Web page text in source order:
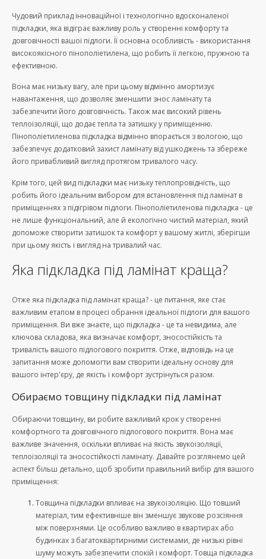
Чудовий приклад інноваційної і технологічно вдосконаленої
підкладки, яка відіграє важливу роль у створенні комфорту та
довговічності вашої підлоги. Її основна особливість - використання
високоякісного пінополіетилена, що робить її легкою, пружною та
ефективною.
Вона має низьку вагу, але при цьому відмінно амортизує
навантаження, що дозволяє зменшити знос ламінату та
забезпечити його довговічність. Також має високий рівень
теплоізоляції, що додає тепла та затишку у приміщенню.
Пінополіетиленова підкладка відмінно впорається з вологою, що
забезпечує додатковий захист ламінату від ушкоджень та збереже
його привабливий вигляд протягом тривалого часу.
Крім того, цей вид підкладки має низьку теплопровідність, що
робить його ідеальним вибором для встановлення під ламінат в
приміщеннях з підігрівом підлоги. Пінополіетиленова підкладка - це
не лише функціональний, але й екологічно чистий матеріал, який
допоможе створити затишок та комфорт у вашому житлі, зберігши
при цьому якість і вигляд на тривалий час.
Яка підкладка під ламінат краща?
Отже яка підкладка під ламінат краща? - це питання, яке стає
важливим етапом в процесі обрання ідеальної підлоги для вашого
приміщення. Ви вже знаєте, що підкладка - це та невидима, але
ключова складова, яка визначає комфорт, зносостійкість та
тривалість вашого підлогового покриття. Отже, відповідь на це
запитання може допомогти вам створити ідеальну основу для
вашого інтер'єру, де якість і комфорт зустрінуться разом.
Обираємо товщину підкладки під ламінат
Обираючи товщину, ви робите важливий крок у створенні
комфортного та довговічного підлогового покриття. Вона має
важливе значення, оскільки впливає на якість звукоізоляції,
теплоізоляції та зносостійкості ламінату. Давайте розглянемо цей
аспект більш детально, щоб зробити правильний вибір для вашого
приміщення:
Товщина підкладки впливає на звукоізоляцію. Що товший
матеріал, тим ефективніше він зменшує звукове розсіяння
між поверхнями. Це особливо важливо в квартирах або
будинках з багатоквартирними системами, де низькі рівні
шуму можуть забезпечити спокій і комфорт. Товща підкладка